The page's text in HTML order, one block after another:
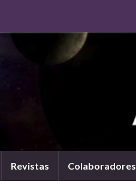
Revistas Colaboradores